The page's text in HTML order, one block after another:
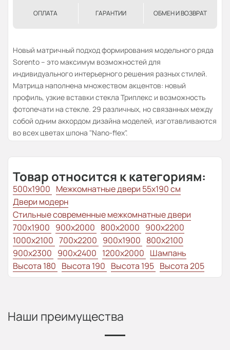
ОПЛАТА ГАРАНТИИ ОБМЕН И ВОЗВРАТ
Новый матричный подход формирования модельного ряда
Sorento – это максимум возможностей для
индивидуального интерьерного решения разных стилей.
Матрица наполнена множеством акцентов: новый
профиль, узкие вставки стекла Триплекс и возможность
фотопечати на стекле. 29 различных, но связанных между
собой одним аккордом дизайна моделей, изготавливаются
во всех цветах шпона "Nano-flex".
Товар относится к категориям:
500x1900 Межкомнатные двери 55х190 см
Двери модерн
Стильные современные межкомнатные двери
700x1900 900x2000 800x2000 900x2200
1000x2100 700x2200 900x1900 800x2100
900x2300 900x2400 1200x2000 Шампань
Высота 180 Высота 190 Высота 195 Высота 205
Наши преимущества